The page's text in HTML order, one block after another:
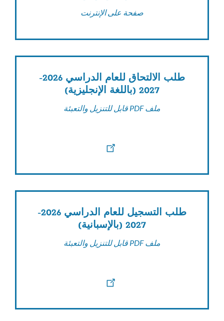
صفحة على الإنترنت
طلب الالتحاق للعام الدراسي 2026-
2027 (باللغة الإنجليزية)
ملف PDF قابل للتنزيل والتعبئة
طلب التسجيل للعام الدراسي 2026-
2027 (بالإسبانية)
ملف PDF قابل للتنزيل والتعبئة